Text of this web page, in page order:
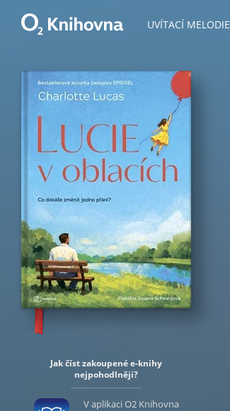
UVÍTACÍ MELODIE
Jak číst zakoupené e-knihy
nejpohodlněji?
V aplikaci O2 Knihovna